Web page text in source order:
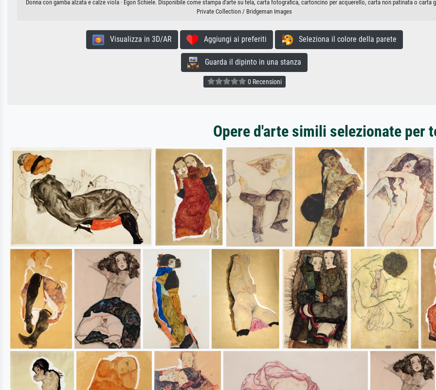
Donna con gamba alzata e calze viola · Egon Schiele. Disponibile come stampa d'arte su tela, carta fotografica, cartoncino per acquerello, carta non patinata o carta
Private Collection / Bridgeman Images
Visualizza in 3D/AR Aggiungi ai preferiti Seleziona il colore della parete
Guarda il dipinto in una stanza
0 Recensioni
Opere d'arte simili selezionate per